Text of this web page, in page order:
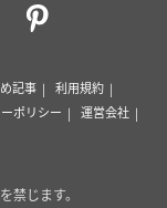
記事
利用規約
ポリシー
運営会社
禁じます。